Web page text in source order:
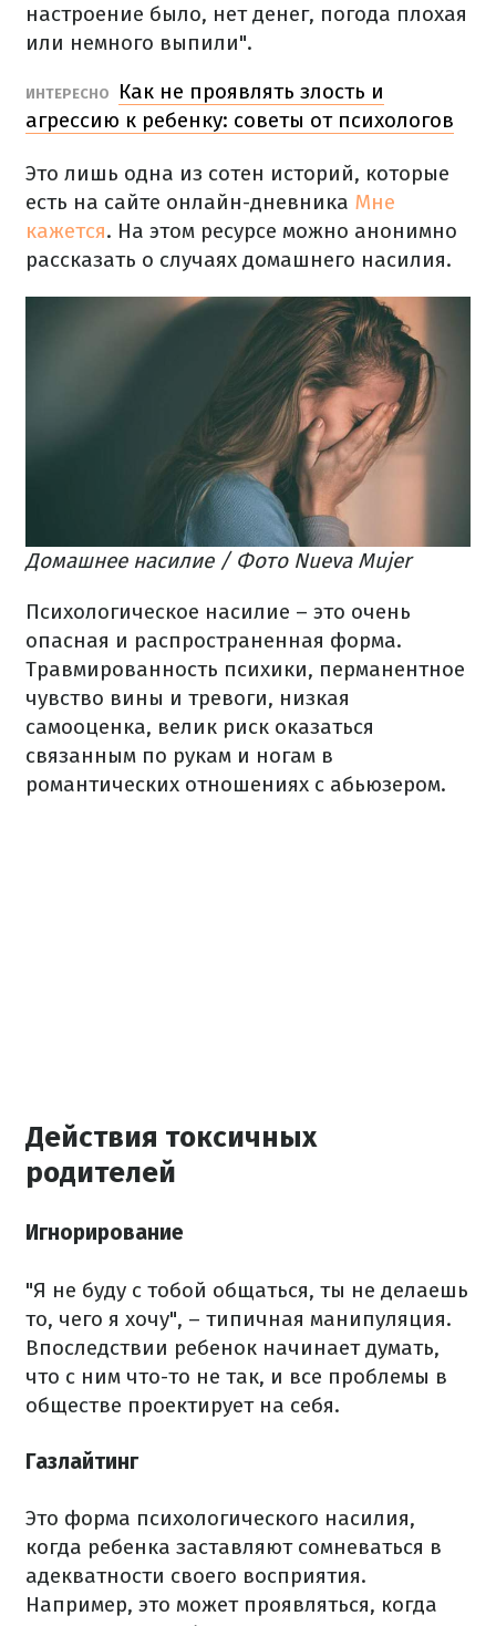
настроение было, нет денег, погода плохая
или немного выпили".
ИНТЕРЕСНО
Как не проявлять злость и
агрессию к ребенку: советы от психологов
Это лишь одна из сотен историй, которые
есть на сайте онлайн-дневника Мне
кажется. На этом ресурсе можно анонимно
рассказать о случаях домашнего насилия.
Домашнее насилие / Фото Nueva Mujer
Психологическое насилие – это очень
опасная и распространенная форма.
Травмированность психики, перманентное
чувство вины и тревоги, низкая
самооценка, велик риск оказаться
связанным по рукам и ногам в
романтических отношениях с абьюзером.
Действия токсичных
родителей
Игнорирование
"Я не буду с тобой общаться, ты не делаешь
то, чего я хочу", – типичная манипуляция.
Впоследствии ребенок начинает думать,
что с ним что-то не так, и все проблемы в
обществе проектирует на себя.
Газлайтинг
Это форма психологического насилия,
когда ребенка заставляют сомневаться в
адекватности своего восприятия.
Например, это может проявляться, когда